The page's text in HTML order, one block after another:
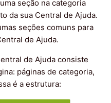
seção na categoria
da sua Central de Ajuda.
seções comuns para
de Ajuda.
de Ajuda consiste
páginas de categoria,
é a estrutura: